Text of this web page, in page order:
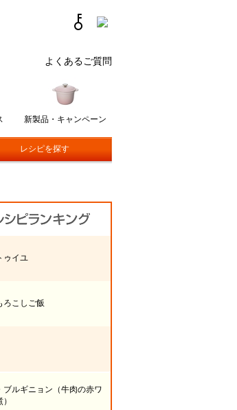
よくあるご質問
新製品・キャンペーン
レシピを探す
ゥイユ
ろこしご飯
ブルギニョン（牛肉の赤ワ